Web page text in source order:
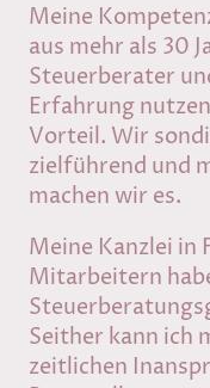
Meine
aus mehr als 30
Steuerberater
Erfahrung
Vorteil. Wir
zielführend und
machen wir es.
Meine Kanzlei in
Mitarbeitern
Seither kann ich
zeitlichen